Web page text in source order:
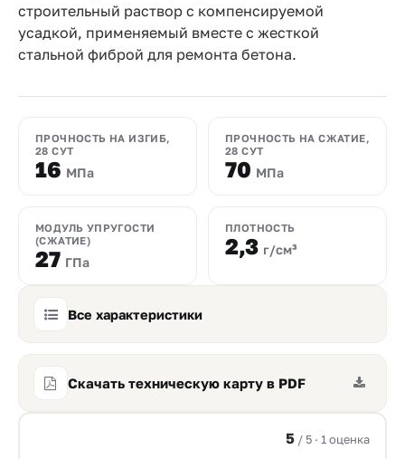
550-
03-
строительный раствор с компенсируемой
усадкой, применяемый вместе с жесткой
стальной фиброй для ремонта бетона.
ПРОЧНОСТЬ НА ИЗГИБ,
28 СУТ
16 МПа
ПРОЧНОСТЬ НА СЖАТИЕ,
28 СУТ
70 МПа
МОДУЛЬ УПРУГОСТИ
(СЖАТИЕ)
27 ГПа
ПЛОТНОСТЬ
2,3 г/см³
Все характеристики
Скачать техническую карту в PDF
5 / 5 · 1 оценка